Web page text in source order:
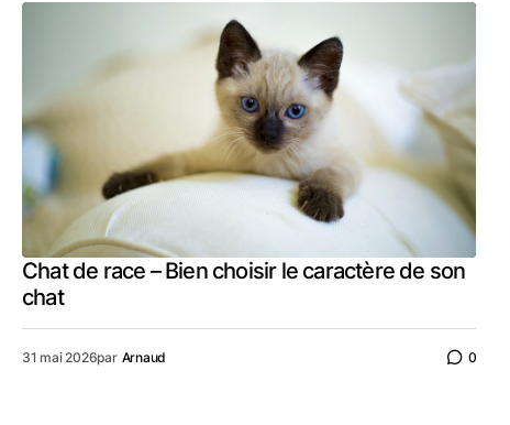
Chat de race – Bien choisir le caractère de son
chat
31 mai 2026par Arnaud 0